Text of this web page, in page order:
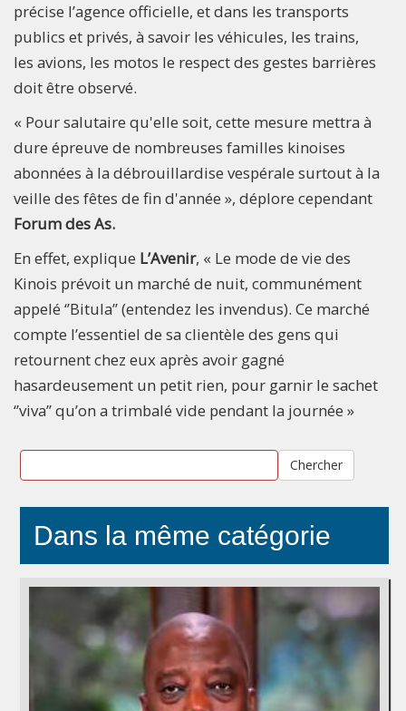
précise l’agence officielle, et dans les transports
publics et privés, à savoir les véhicules, les trains,
les avions, les motos le respect des gestes barrières
doit être observé.
« Pour salutaire qu'elle soit, cette mesure mettra à
dure épreuve de nombreuses familles kinoises
abonnées à la débrouillardise vespérale surtout à la
veille des fêtes de fin d'année », déplore cependant
Forum des As.
En effet, explique L’Avenir, « Le mode de vie des
Kinois prévoit un marché de nuit, communément
appelé ‘’Bitula’’ (entendez les invendus). Ce marché
compte l’essentiel de sa clientèle des gens qui
retournent chez eux après avoir gagné
hasardeusement un petit rien, pour garnir le sachet
‘’viva’’ qu’on a trimbalé vide pendant la journée »
Chercher
Dans la même catégorie